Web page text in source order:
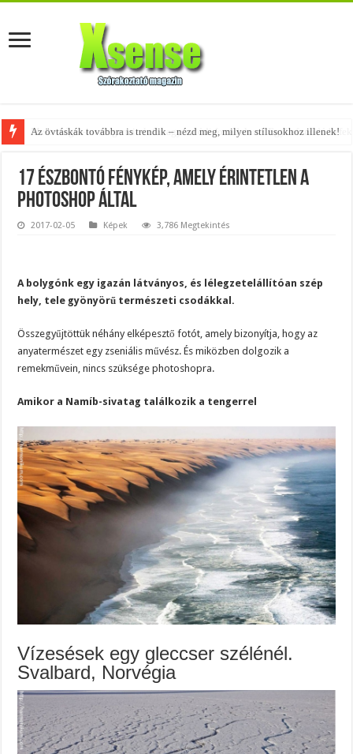
Az övtáskák továbbra is trendik – nézd meg, milyen stílusokhoz illenek!
17 észbontó fénykép, amely érintetlen a
photoshop által
2017-02-05 Képek 3,786 Megtekintés
A bolygónk egy igazán látványos, és lélegzetelállítóan szép
hely, tele gyönyörű természeti csodákkal.
Összegyűjtöttük néhány elképesztő fotót, amely bizonyítja, hogy az
anyatermészet egy zseniális művész. És miközben dolgozik a
remekművein, nincs szüksége photoshopra.
Amikor a Namíb-sivatag találkozik a tengerrel
Vízesések egy gleccser szélénél.
Svalbard, Norvégia